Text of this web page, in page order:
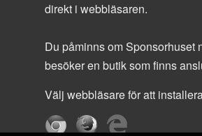
direkt i webbläsaren.
Du påminns om Sponsorhuset
besöker en butik som finns
Välj webbläsare för att